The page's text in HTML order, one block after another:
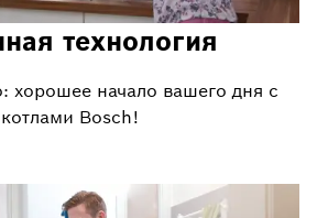
технология
хорошее начало вашего дня с
Bosch!